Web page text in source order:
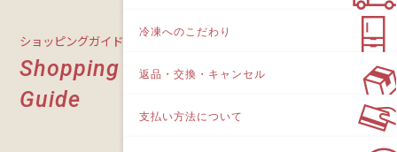
ショッピングガイド
Shopping
Guide
冷凍へのこだわり
返品・交換・キャンセル
支払い方法について